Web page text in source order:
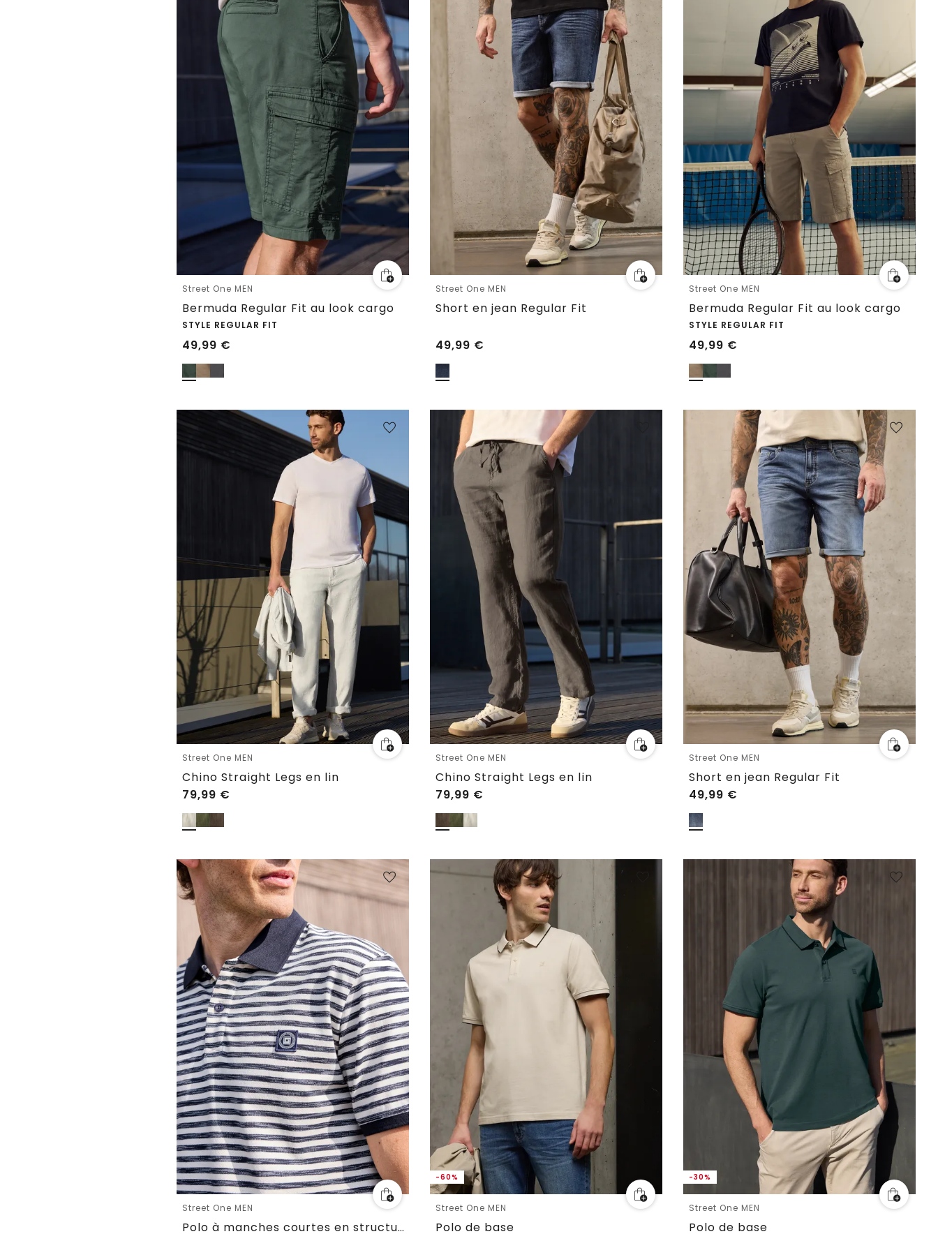
Street One MEN
Bermuda Regular Fit au look cargo
STYLE REGULAR FIT
49,99 €
Street One MEN
Short en jean Regular Fit
49,99 €
Street One MEN
Bermuda Regular Fit au look cargo
STYLE REGULAR FIT
49,99 €
Street One MEN
Chino Straight Legs en lin
79,99 €
Street One MEN
Chino Straight Legs en lin
79,99 €
Street One MEN
Short en jean Regular Fit
49,99 €
Street One MEN
Polo à manches courtes en structure piquée
-60%
Street One MEN
Polo de base
-30%
Street One MEN
Polo de base